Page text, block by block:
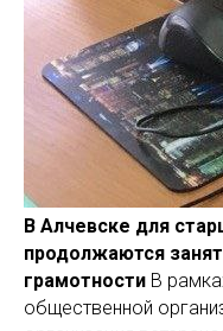
В Алчевске для
продолжаются
грамотности В
общественной